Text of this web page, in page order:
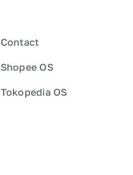
Contact
Shopee OS
Tokopedia OS